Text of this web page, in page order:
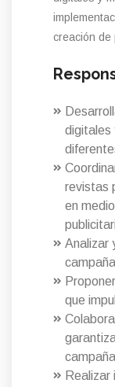
creación de
digitales
revistas
en
Analizar
que
Realizar